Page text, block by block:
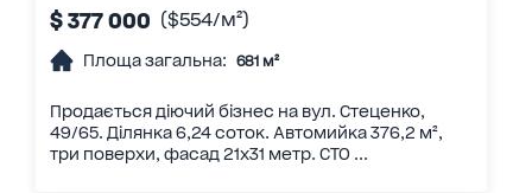
$ 377 000 ($554/м²)
Площа загальна: 681 м²
Продається діючий бізнес на вул. Стеценко,
49/65. Ділянка 6,24 соток. Автомийка 376,2 м²,
три поверхи, фасад 21х31 метр. СТО ...